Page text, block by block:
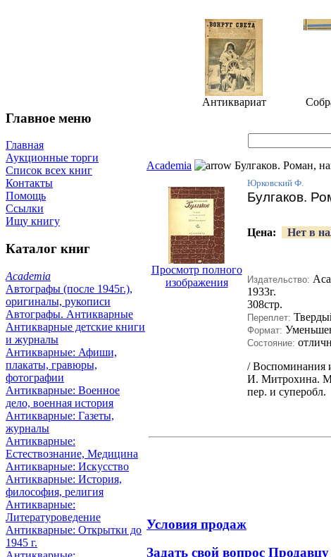
Главное меню
Главная
Аукционные торги
Список всех книг
Контакты
Помощь
Ссылки
Ищу книгу
Каталог книг
Academia
Автографы (после 1945г.),
оригиналы, рукописи
Автографы. Антикварные
Антикварные детские книги
и журналы
Антикварные: Афиши,
плакаты, гравюры,
фотографии
Антикварные: Военное
дело, военная история
Антикварные: Газеты,
журналы
Антикварные:
Естествознание, Медицина
Антикварные: Искусство
Антикварные: История,
философия, религия
Антикварные:
Литературоведение
Антикварные: Открытки до
1945 г.
Антиквариат
Academia Булгаков. Роман,
Просмотр полного
изображения
Юрковский Ф.
Булгаков.
Цена: Нет в
Издательство:
1933г.
308стр.
Переплет:
Формат:
Состояние:
/ Воспоминания
И. Митрохина.
пер. и суперобл.
Условия продаж
Задать свой вопрос Продавцу